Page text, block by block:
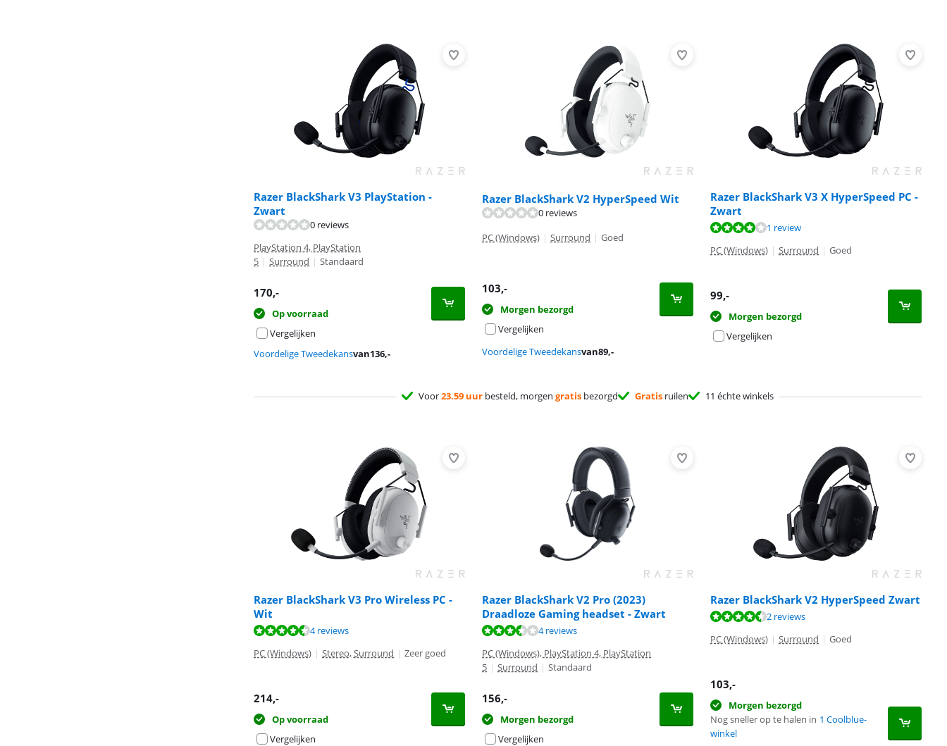
Razer BlackShark V3 PlayStation -
Zwart
0 reviews
PlayStation 4, PlayStation
5 | Surround | Standaard
170,-
Op voorraad
Vergelijken
Voordelige Tweedekansvan136,-
Razer BlackShark V2 HyperSpeed Wit
0 reviews
PC (Windows) | Surround | Goed
103,-
Morgen bezorgd
Vergelijken
Voordelige Tweedekansvan89,-
Razer BlackShark V3 X HyperSpeed PC -
Zwart
Beoordeling is 8,0 van de 10, gebaseerd op 1 review.
1 review
PC (Windows) | Surround | Goed
99,-
Morgen bezorgd
Vergelijken
Voor23.59 uur besteld, morgen gratis bezorgd Gratis ruilen 11 échte winkels
Razer BlackShark V3 Pro Wireless PC -
Wit
Beoordeling is 8,7 van de 10, gebaseerd op 4 reviews.
4 reviews
PC (Windows) | Stereo, Surround | Zeer goed
214,-
Op voorraad
Vergelijken
Razer BlackShark V2 Pro (2023)
Draadloze Gaming headset - Zwart
Beoordeling is 7,2 van de 10, gebaseerd op 4 reviews.
4 reviews
PC (Windows), PlayStation 4, PlayStation
5 | Surround | Standaard
156,-
Morgen bezorgd
Vergelijken
Razer BlackShark V2 HyperSpeed Zwart
Beoordeling is 8,6 van de 10, gebaseerd op 2 reviews.
2 reviews
PC (Windows) | Surround | Goed
103,-
Morgen bezorgd
Nog sneller op te halen in 1 Coolblue-
winkel